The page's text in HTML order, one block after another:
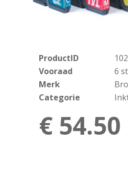
ProductID
Vooraad
6
Merk
Categorie
€ 54.50